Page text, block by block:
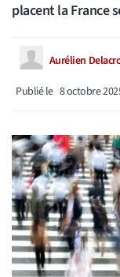
placent la France
Aurélien
Publié le 8 octobre